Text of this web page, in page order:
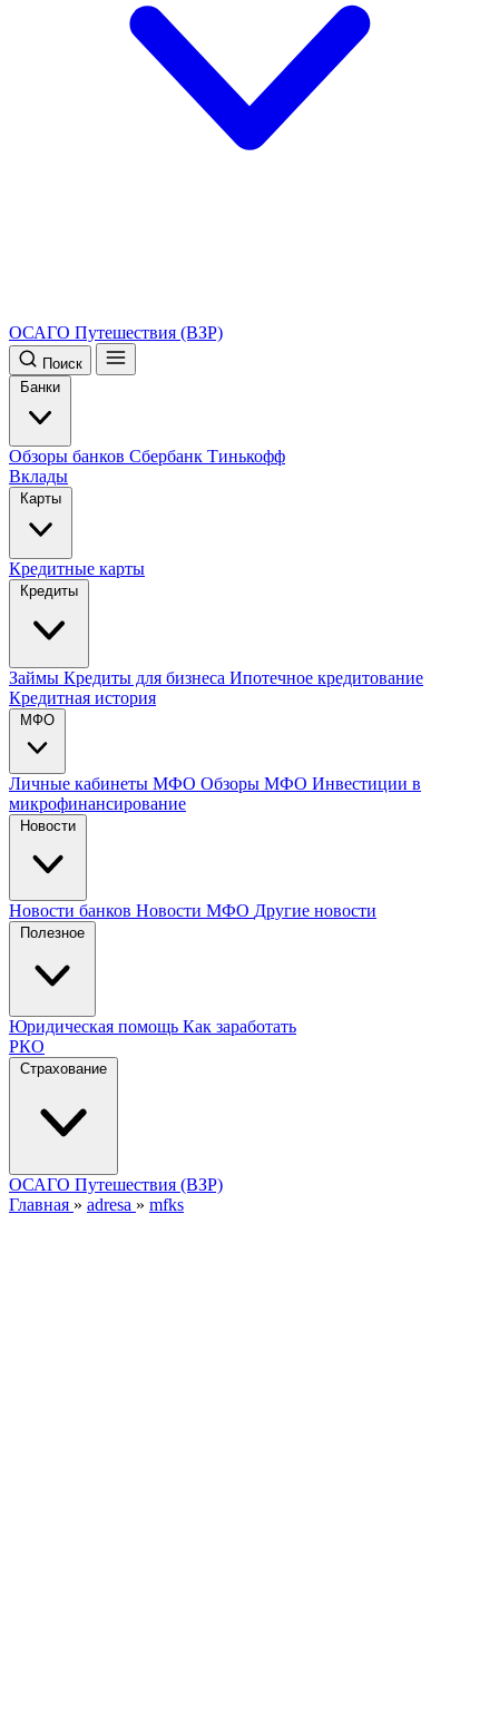
ОСАГО Путешествия (ВЗР)
Поиск
Банки
Обзоры банков Сбербанк Тинькофф
Вклады
Карты
Кредитные карты
Кредиты
Займы Кредиты для бизнеса Ипотечное кредитование
Кредитная история
МФО
Личные кабинеты МФО Обзоры МФО Инвестиции в
микрофинансирование
Новости
Новости банков Новости МФО Другие новости
Полезное
Юридическая помощь Как заработать
РКО
Страхование
ОСАГО Путешествия (ВЗР)
Главная » adresa » mfks